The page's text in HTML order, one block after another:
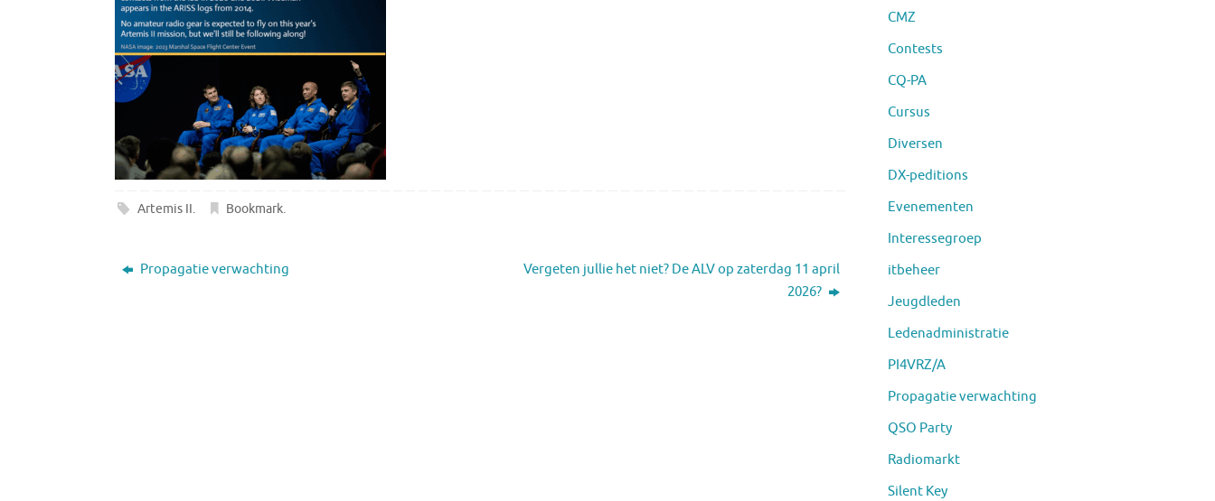
Artemis II. Bookmark.
Propagatie verwachting
Vergeten jullie het niet? De ALV op zaterdag 11 april
2026?
CMZ
Contests
CQ-PA
Cursus
Diversen
DX-peditions
Evenementen
Interessegroep
itbeheer
Jeugdleden
Ledenadministratie
PI4VRZ/A
Propagatie verwachting
QSO Party
Radiomarkt
Silent Key